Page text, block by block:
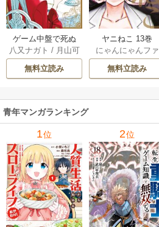
ゲーム中盤で死ぬ
悪役貴族に転生し
たので、外れスキ
ル【テイム】を駆
してみた 7巻
八又ナガト / 月山可
也
無料立読み
ヤニねこ 13巻
にゃんにゃんファ
クトリー
無料立読み
青年マンガランキング
1位 2位